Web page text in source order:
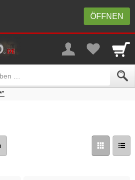
ÖFFNEN